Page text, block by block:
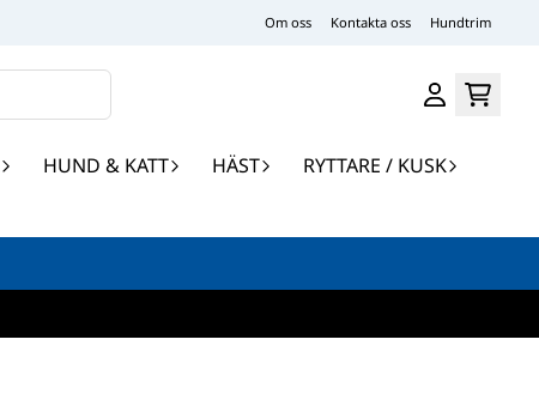
Om oss Kontakta oss Hundtrim
HUND & KATT HÄST
RYTTARE / KUSK